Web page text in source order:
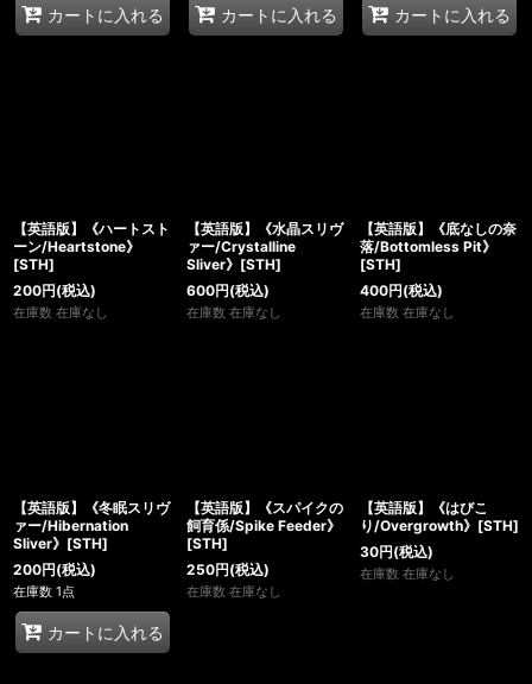
カートに入れる カートに入れる カートに入れる
【英語版】《ハートスト
ーン/Heartstone》
[STH]
200円(税込)
在庫数 在庫なし
【英語版】《水晶スリヴ
ァー/Crystalline
Sliver》[STH]
600円(税込)
在庫数 在庫なし
【英語版】《底なしの奈
落/Bottomless Pit》
[STH]
400円(税込)
在庫数 在庫なし
【英語版】《冬眠スリヴ
ァー/Hibernation
Sliver》[STH]
200円(税込)
在庫数 1点
カートに入れる
【英語版】《スパイクの
飼育係/Spike Feeder》
[STH]
250円(税込)
在庫数 在庫なし
【英語版】《はびこ
り/Overgrowth》[STH]
30円(税込)
在庫数 在庫なし